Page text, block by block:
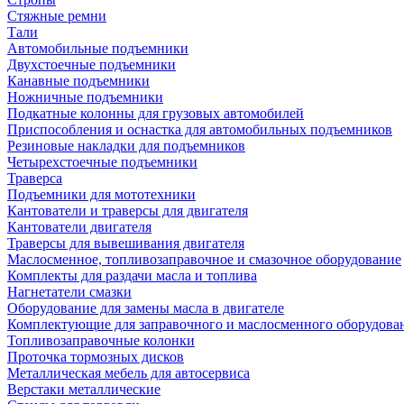
Стяжные ремни
Тали
Автомобильные подъемники
Двухстоечные подъемники
Канавные подъемники
Ножничные подъемники
Подкатные колонны для грузовых автомобилей
Приспособления и оснастка для автомобильных подъемников
Резиновые накладки для подъемников
Четырехстоечные подъемники
Траверса
Подъемники для мототехники
Кантователи и траверсы для двигателя
Кантователи двигателя
Траверсы для вывешивания двигателя
Маслосменное, топливозаправочное и смазочное оборудование
Комплекты для раздачи масла и топлива
Нагнетатели смазки
Оборудование для замены масла в двигателе
Комплектующие для заправочного и маслосменного
Топливозаправочные колонки
Проточка тормозных дисков
Металлическая мебель для автосервиса
Верстаки металлические